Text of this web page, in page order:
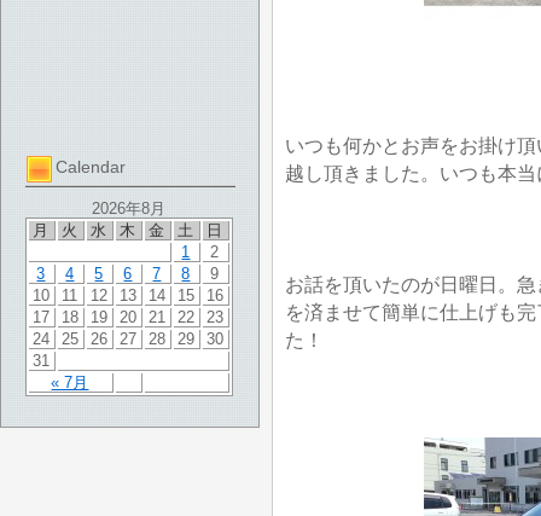
Calendar
2026年8月
月
火 水 木 金 土 日
« 7月
1
2
3
4 5 6 7 8
9
10
11 12 13 14 15
16
17
18 19 20 21 22
23
24
25 26 27 28 29
30
31
いつも何かとお声をお掛け
越し頂きました。いつも本
お話を頂いたのが日曜日。
を済ませて簡単に仕上げも
た！